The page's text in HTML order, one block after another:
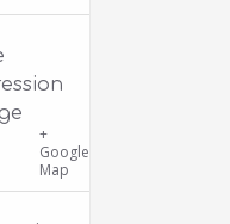
+
Google
Map